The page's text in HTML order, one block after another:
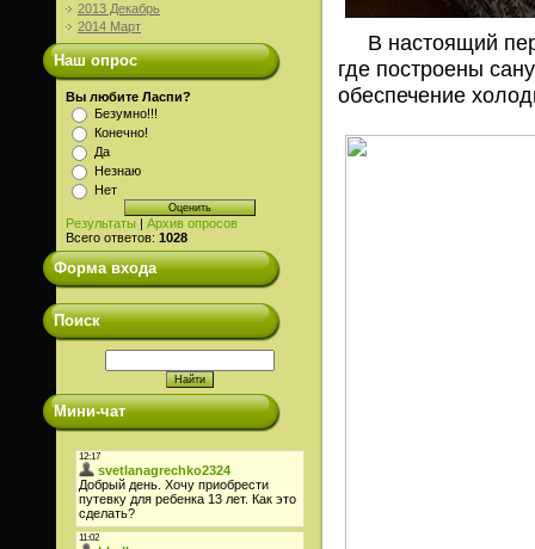
2013 Декабрь
2014 Март
Наш опрос
Вы любите Ласпи?
Безумно!!!
Конечно!
Да
Незнаю
Нет
Результаты
Архив опросов
Всего ответов: 1028
Форма входа
Поиск
Мини-чат
В настоящий
где построены
обеспечение